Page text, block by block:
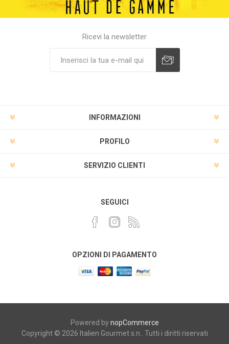
Ricevi la newsletter
INFORMAZIONI
PROFILO
SERVIZIO CLIENTI
SEGUICI
OPZIONI DI PAGAMENTO
Powered bynopCommerce
Copyright © 2026 Italien Gourmet s.n.. Tutti i diritti riservati